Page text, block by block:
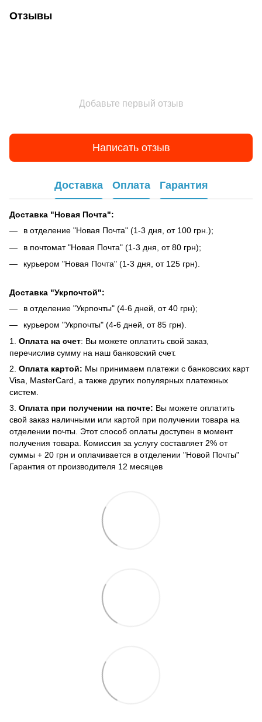
Отзывы
Добавьте первый отзыв
Написать отзыв
Доставка Оплата Гарантия
Доставка "Новая Почта":
в отделение "Новая Почта" (1-3 дня, от 100 грн.);
в почтомат "Новая Почта" (1-3 дня, от 80 грн);
курьером "Новая Почта" (1-3 дня, от 125 грн).
Доставка "Укрпочтой":
в отделение "Укрпочты" (4-6 дней, от 40 грн);
курьером "Укрпочты" (4-6 дней, от 85 грн).
1. Оплата на счет: Вы можете оплатить свой заказ,
перечислив сумму на наш банковский счет.
2. Оплата картой: Мы принимаем платежи с банковских карт
Visa, MasterCard, а также других популярных платежных
систем.
3. Оплата при получении на почте: Вы можете оплатить
свой заказ наличными или картой при получении товара на
отделении почты. Этот способ оплаты доступен в момент
получения товара. Комиссия за услугу составляет 2% от
суммы + 20 грн и оплачивается в отделении "Новой Почты"
Гарантия от производителя 12 месяцев